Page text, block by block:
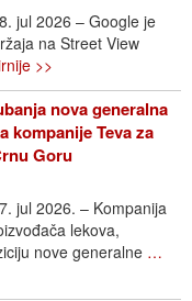
jul 2026 – Google je
na Street View
>>
nova generalna
kompanije Teva za
Goru
jul 2026. – Kompanija
lekova,
nove generalne …